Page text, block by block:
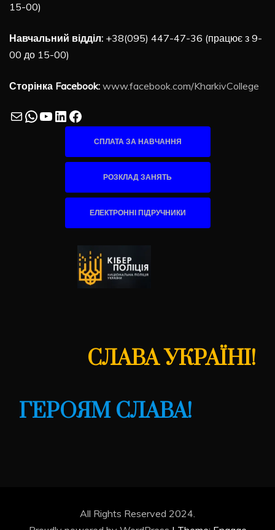
15-00)
Навчальний відділ: +38(095) 447-47-36 (працює з 9-
00 до 15-00)
Сторінка Facebook: www.facebook.com/KharkivCollege
MailWhatsApp
YouTube
LinkedIn
Facebook
СПЛАТА ЗА НАВЧАННЯ
РОЗКЛАД ЗАНЯТЬ
ЕЛЕКТРОННІ ПІДРУЧНИКИ
СЛАВА УКРАЇНІ!
ГЕРОЯМ СЛАВА!
All Rights Reserved 2024.